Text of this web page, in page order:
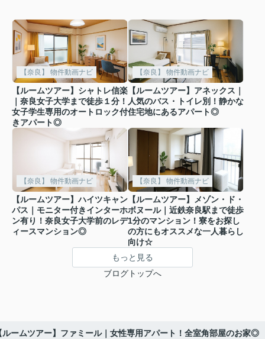
【奈良】 物件動画ナビ
【ルームツアー】シャトレ信楽
｜奈良女子大学まで徒歩１分！
女子学生専用のオートロック付
きアパート◎
【奈良】 物件動画ナビ
【ルームツアー】アネックス｜
人気のバス・トイレ別！静かな
住宅地にあるアパート◎
【奈良】 物件動画ナビ
【ルームツアー】ハイツキャン
パス｜モニター付きインターホ
ン有り！奈良女子大学前のレデ
ィースマンション◎
【奈良】 物件動画ナビ
【ルームツアー】メゾン・ド・
ボヌール｜近鉄奈良駅まで徒歩
1分のマンション！寮をお探し
の方にもオススメな一人暮らし
向け☆
もっと見る
ブログトップへ
ルームツアー】ファミール｜女性専用アパート！全室角部屋のお家◎